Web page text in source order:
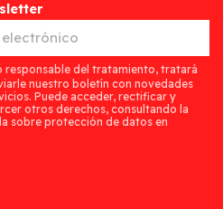
responsable del tratamiento, tratará
nuestro boletín con novedades
Puede acceder, rectificar y
otros derechos, consultando la
sobre protección de datos en